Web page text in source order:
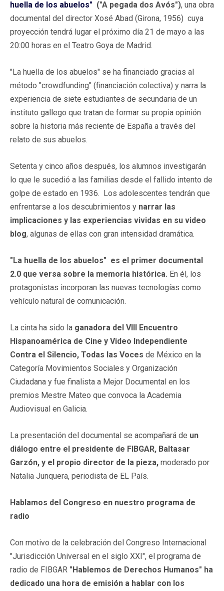
huella de los abuelos" ("A pegada dos Avós"), una obra
documental del director Xosé Abad (Girona, 1956) cuya
proyección tendrá lugar el próximo día 21 de mayo a las
20:00 horas en el Teatro Goya de Madrid.
"La huella de los abuelos" se ha financiado gracias al
método "crowdfunding" (financiación colectiva) y narra la
experiencia de siete estudiantes de secundaria de un
instituto gallego que tratan de formar su propia opinión
sobre la historia más reciente de España a través del
relato de sus abuelos.
Setenta y cinco años después, los alumnos investigarán
lo que le sucedió a las familias desde el fallido intento de
golpe de estado en 1936. Los adolescentes tendrán que
enfrentarse a los descubrimientos y narrar las
implicaciones y las experiencias vividas en su video
blog, algunas de ellas con gran intensidad dramática.
"La huella de los abuelos" es el primer documental
2.0 que versa sobre la memoria histórica. En él, los
protagonistas incorporan las nuevas tecnologías como
vehículo natural de comunicación.
La cinta ha sido la ganadora del VIII Encuentro
Hispanoamérica de Cine y Video Independiente
Contra el Silencio, Todas las Voces de México en la
Categoría Movimientos Sociales y Organización
Ciudadana y fue finalista a Mejor Documental en los
premios Mestre Mateo que convoca la Academia
Audiovisual en Galicia.
La presentación del documental se acompañará de un
diálogo entre el presidente de FIBGAR, Baltasar
Garzón, y el propio director de la pieza, moderado por
Natalia Junquera, periodista de EL País.
Hablamos del Congreso en nuestro programa de
radio
Con motivo de la celebración del Congreso Internacional
"Jurisdicción Universal en el siglo XXI", el programa de
radio de FIBGAR "Hablemos de Derechos Humanos" ha
dedicado una hora de emisión a hablar con los